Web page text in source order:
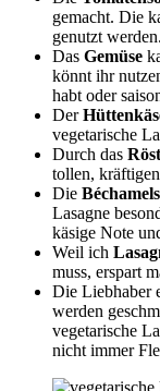
gemacht. Die
genutzt werden.
Das Gemüse
könnt ihr
habt oder
Der
vegetarische
Durch das
tollen,
Die
Lasagne
käsige Note
Weil ich
muss, erspart
Die Liebhaber
werden
vegetarische
nicht immer